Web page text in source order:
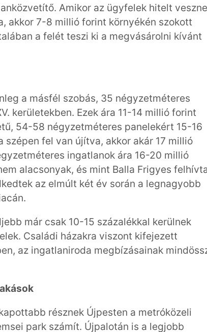
Amikor az ügyfelek hitelt
akkor 7-8 millió forint környékén szokott
a felét teszi ki a megvásárolni kívánt
a másfél szobás, 35 négyzetméteres
kerületekben. Ezek ára 11-14 millió forint
54-58 négyzetméteres panelekért 15-16
fel van újítva, akkor akár 17 millió
ingatlanok ára 16-20 millió
alacsonyak, és mint Balla Frigyes
az elmúlt két év során a legnagyobb
már csak 10-15 százalékkal kerülnek
Családi házakra viszont kifejezett
az ingatlaniroda megbízásainak
résznek Újpesten a metróközeli
park számít. Újpalotán is a legjobb